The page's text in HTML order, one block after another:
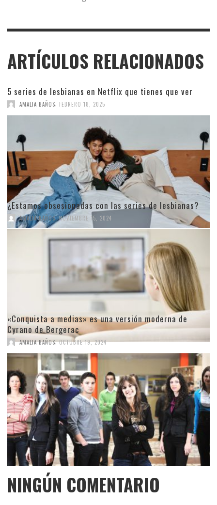
ARTÍCULOS RELACIONADOS
5 series de lesbianas en Netflix que tienes que ver
AMALIA BAÑOS FEBRERO 18, 2025
¿Estamos obsesionadas con las series de lesbianas?
AMALIA BAÑOS, NOVIEMBRE 15, 2024
«Conquista a medias» es una versión moderna de
Cyrano de Bergerac
AMALIA BAÑOS, OCTUBRE 19, 2024
NINGÚN COMENTARIO